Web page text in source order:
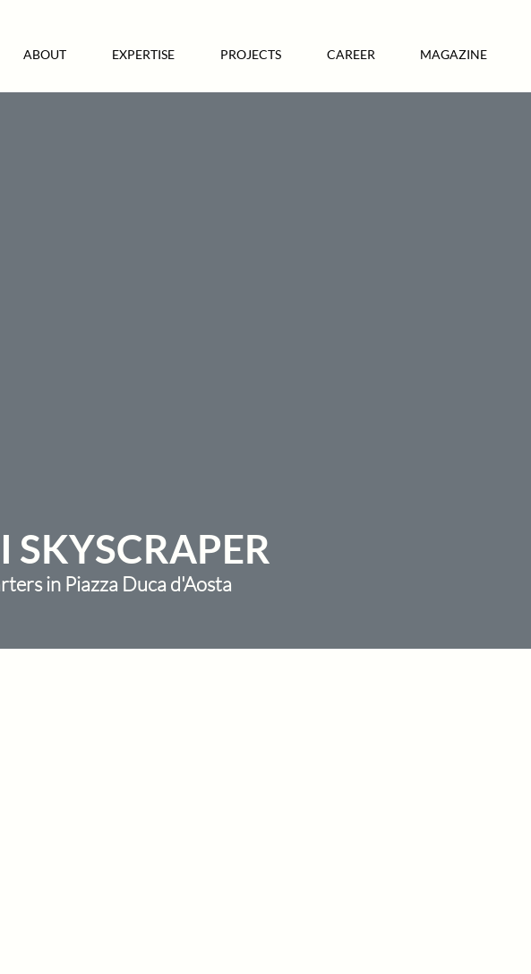
ABOUT EXPERTISE PROJECTS CAREER MAGAZINE
SKYSCRAPER
in Piazza Duca d'Aosta